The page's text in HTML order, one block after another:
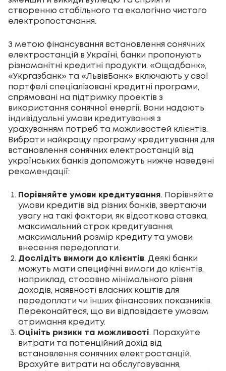
створенню стабільного та екологічно чистого
електропостачання.
З метою фінансування встановлення сонячних
електростанцій в Україні, банки пропонують
різноманітні кредитні продукти. «Ощадбанк»,
«Укргазбанк» та «ЛьвівБанк» включають у свої
портфелі спеціалізовані кредитні програми,
спрямовані на підтримку проектів з
використання сонячної енергії. Вони надають
індивідуальні умови кредитування з
урахуванням потреб та можливостей клієнтів.
Вибрати найкращу програму кредитування для
встановлення сонячних електростанцій від
українських банків допоможуть нижче наведені
рекомендації:
Порівняйте умови кредитування. Порівняйте
умови кредитів від різних банків, звертаючи
увагу на такі фактори, як відсоткова ставка,
максимальний строк кредитування,
максимальний розмір кредиту та умови
внесення передоплати.
Дослідіть вимоги до клієнтів. Деякі банки
можуть мати специфічні вимоги до клієнтів,
наприклад, стосовно мінімального рівня
доходів, наявності власних коштів для
передоплати чи інших фінансових показників.
Переконайтеся, що ви відповідаєте умовам
отримання кредиту.
Оцініть ризики та можливості. Порахуйте
витрати та потенційний дохід від
встановлення сонячних електростанцій.
Врахуйте витрати на обслуговування,